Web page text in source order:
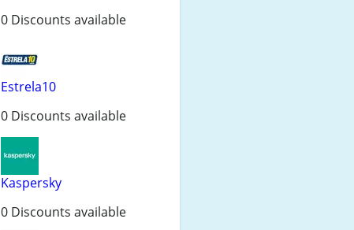
0 Discounts available
Estrela10
0 Discounts available
Kaspersky
0 Discounts available